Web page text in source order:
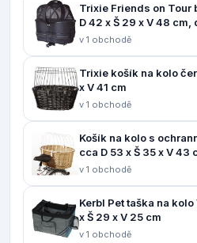
Trixie Friends on Tour
D 42 x Š 29 x V 48 cm,
v 1 obchodě
Trixie košík na kolo
x V 41 cm
v 1 obchodě
Košík na kolo s
cca D 53 x Š 35 x V 43
v 1 obchodě
Kerbl Pet taška na
x Š 29 x V 25 cm
v 1 obchodě